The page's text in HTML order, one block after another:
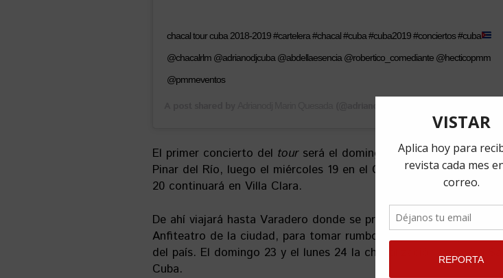
chacal tour cuba 2018-2019 #cartelera #chacal #cuba #cuba2019 #conciertos #cuba
@chacalrlm @adrianodjcuba @abdellaesencia @robertico_comediante @hecticopmm
@pmmeventos
El primer concierto del tourserá el domingo 15 de diciembre en
Pinar del Río, luego el miércoles 19 en el Costa Sur de
20 continuará en Villa Clara.
De ahí viajará hasta Varadero donde se presentará el 22 de
Anfiteatro de la ciudad, para tomar rumbo después a las
del país. El domingo 23 y el lunes 24 la chacalización llegará a
Cuba.